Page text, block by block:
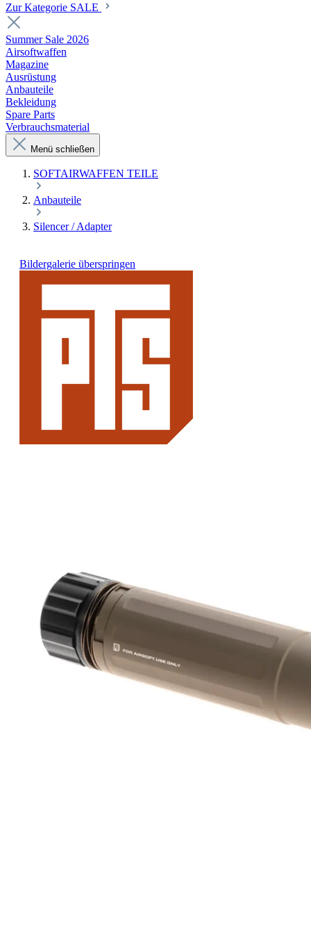
Zur Kategorie SALE
Summer Sale 2026
Airsoftwaffen
Magazine
Ausrüstung
Anbauteile
Bekleidung
Spare Parts
Verbrauchsmaterial
Menü schließen
SOFTAIRWAFFEN TEILE
Anbauteile
Silencer / Adapter
Bildergalerie überspringen